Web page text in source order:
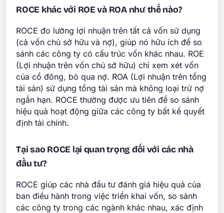
ROCE khác với ROE và ROA như thế nào?
ROCE đo lường lợi nhuận trên tất cả vốn sử dụng
(cả vốn chủ sở hữu và nợ), giúp nó hữu ích để so
sánh các công ty có cấu trúc vốn khác nhau. ROE
(Lợi nhuận trên vốn chủ sở hữu) chỉ xem xét vốn
của cổ đông, bỏ qua nợ. ROA (Lợi nhuận trên tổng
tài sản) sử dụng tổng tài sản mà không loại trừ nợ
ngắn hạn. ROCE thường được ưu tiên để so sánh
hiệu quả hoạt động giữa các công ty bất kể quyết
định tài chính.
Tại sao ROCE lại quan trọng đối với các nhà
đầu tư?
ROCE giúp các nhà đầu tư đánh giá hiệu quả của
ban điều hành trong việc triển khai vốn, so sánh
các công ty trong các ngành khác nhau, xác định